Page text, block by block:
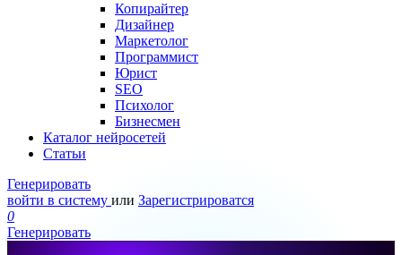
Копирайтер
Дизайнер
Маркетолог
Программист
Юрист
SEO
Психолог
Бизнесмен
Каталог нейросетей
Статьи
Генерировать
войти в систему или Зарегистрироватся
0
Генерировать